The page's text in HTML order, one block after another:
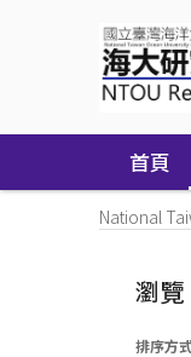
首頁
National
瀏覽
排序方